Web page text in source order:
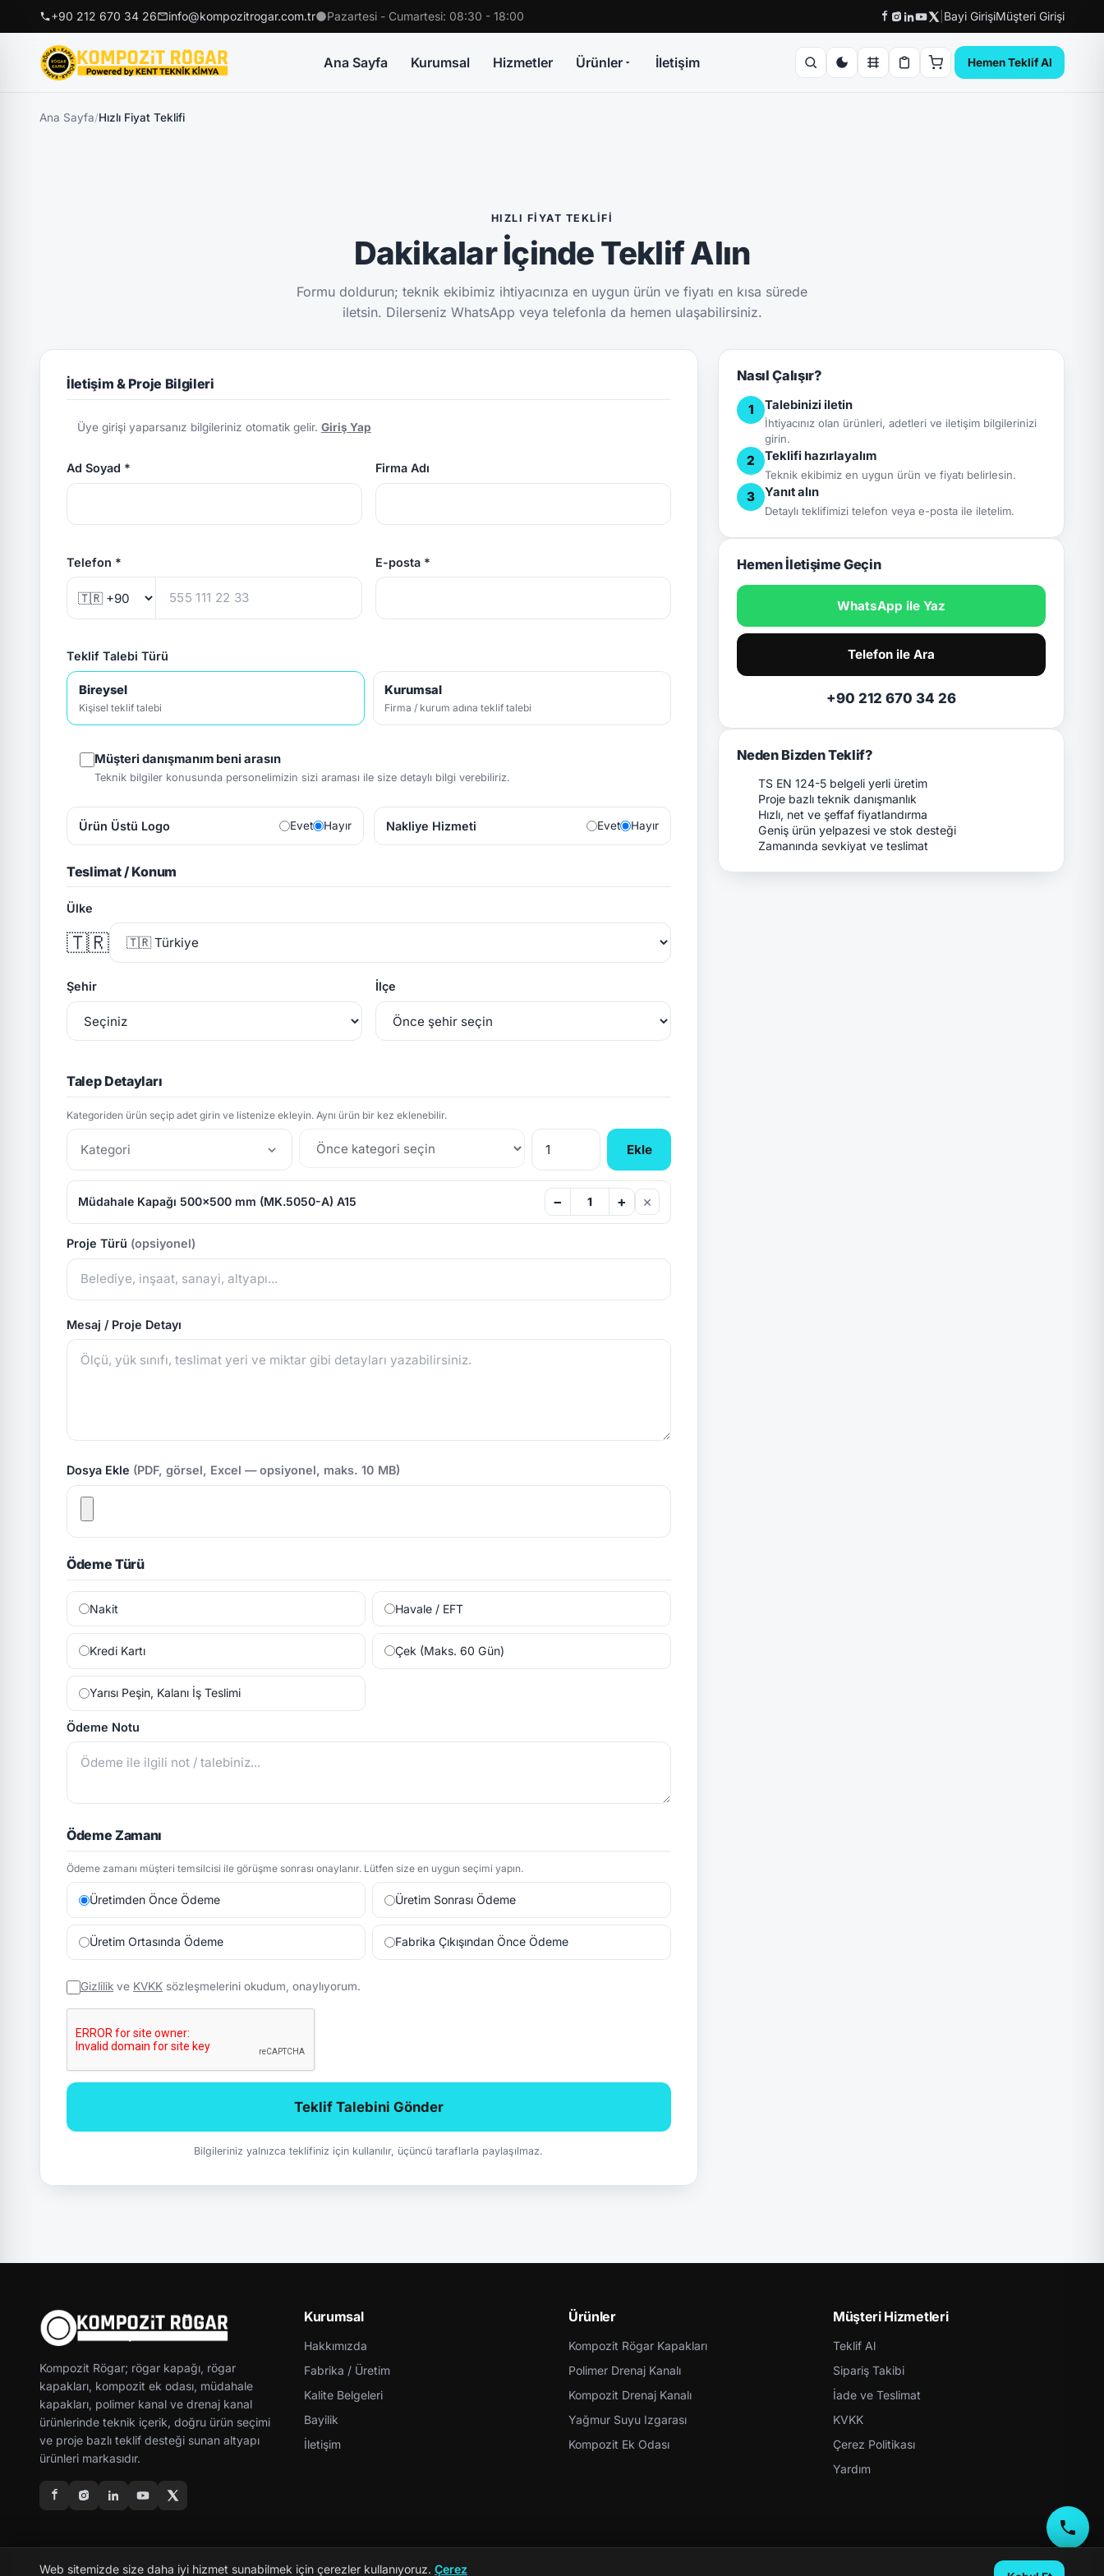
+90 212 670 34 26 info@kompozitrogar.com.tr Pazartesi - Cumartesi: 08:30 - 18:00 Bayi GirişiMüşteri Girişi
Ana Sayfa Kurumsal Hizmetler Ürünler İletişim Hemen Teklif Al
Ana Sayfa/Hızlı Fiyat Teklifi
HIZLI FIYAT TEKLIFI
Dakikalar İçinde Teklif Alın
Formu doldurun; teknik ekibimiz ihtiyacınıza en uygun ürün ve fiyatı en kısa sürede
iletsin. Dilerseniz WhatsApp veya telefonla da hemen ulaşabilirsiniz.
İletişim & Proje Bilgileri
Üye girişi yaparsanız bilgileriniz otomatik gelir. Giriş Yap
Ad Soyad * Firma Adı
Telefon * E-posta *
Teklif Talebi Türü
Bireysel
Kişisel teklif talebi
Kurumsal
Firma / kurum adına teklif talebi
Müşteri danışmanım beni arasın
Teknik bilgiler konusunda personelimizin sizi araması ile size detaylı bilgi verebiliriz.
Ürün Üstü Logo Evet Hayır Nakliye Hizmeti Evet Hayır
Teslimat / Konum
Ülke
🇹🇷
Şehir İlçe
Talep Detayları
Kategoriden ürün seçip adet girin ve listenize ekleyin. Aynı ürün bir kez eklenebilir.
Kategori Ekle
Müdahale Kapağı 500x500 mm (MK.5050-A) A15 − + ×
Proje Türü (opsiyonel)
Mesaj / Proje Detayı
Dosya Ekle (PDF, görsel, Excel — opsiyonel, maks. 10 MB)
Ödeme Türü
Nakit Havale / EFT
Kredi Kartı Çek (Maks. 60 Gün)
Yarısı Peşin, Kalanı İş Teslimi
Ödeme Notu
Ödeme Zamanı
Ödeme zamanı müşteri temsilcisi ile görüşme sonrası onaylanır. Lütfen size en uygun seçimi yapın.
Üretimden Önce Ödeme Üretim Sonrası Ödeme
Üretim Ortasında Ödeme Fabrika Çıkışından Önce Ödeme
Gizlilik ve KVKK sözleşmelerini okudum, onaylıyorum.
Teklif Talebini Gönder
Bilgileriniz yalnızca teklifiniz için kullanılır, üçüncü taraflarla paylaşılmaz.
Nasıl Çalışır?
1 Talebinizi iletin
İhtiyacınız olan ürünleri, adetleri ve iletişim bilgilerinizi
girin.
2 Teklifi hazırlayalım
Teknik ekibimiz en uygun ürün ve fiyatı belirlesin.
3 Yanıt alın
Detaylı teklifimizi telefon veya e-posta ile iletelim.
Hemen İletişime Geçin
WhatsApp ile Yaz
Telefon ile Ara
+90 212 670 34 26
Neden Bizden Teklif?
TS EN 124-5 belgeli yerli üretim
Proje bazlı teknik danışmanlık
Hızlı, net ve şeffaf fiyatlandırma
Geniş ürün yelpazesi ve stok desteği
Zamanında sevkiyat ve teslimat
Kompozit Rögar; rögar kapağı, rögar
kapakları, kompozit ek odası, müdahale
kapakları, polimer kanal ve drenaj kanal
ürünlerinde teknik içerik, doğru ürün seçimi
ve proje bazlı teklif desteği sunan altyapı
ürünleri markasıdır.
Kurumsal
Hakkımızda
Fabrika / Üretim
Kalite Belgeleri
Bayilik
İletişim
Ürünler
Kompozit Rögar Kapakları
Polimer Drenaj Kanalı
Kompozit Drenaj Kanalı
Yağmur Suyu Izgarası
Kompozit Ek Odası
Müşteri Hizmetleri
Teklif Al
Sipariş Takibi
İade ve Teslimat
KVKK
Çerez Politikası
Yardım
Web sitemizde size daha iyi hizmet sunabilmek için çerezler kullanıyoruz. Çerez